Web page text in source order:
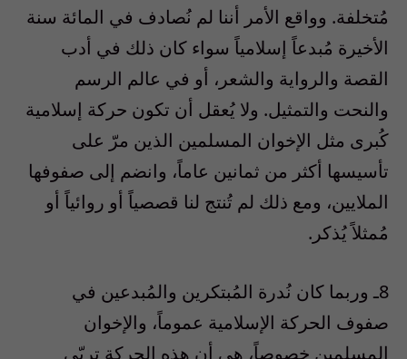
مُتخلفة. وواقع الأمر أننا لم نُصادف في المائة سنة
الأخيرة مُبدعاً إسلامياً سواء كان ذلك في أدب
القصة والرواية والشعر، أو في عالم الرسم
والنحت والتمثيل. ولا يُعقل أن تكون حركة إسلامية
كُبرى مثل الإخوان المسلمين الذين مرّ على
تأسيسها أكثر من ثمانين عاماً، وانضم إلى صفوفها
الملايين، ومع ذلك لم تُنتج لنا قصصياً أو روائياً أو
مُمثلاً يُذكر.
8ـ وربما كان نُدرة المُبتكرين والمُبدعين في
صفوف الحركة الإسلامية عموماً، والإخوان
المسلمين خصوصاً، هي أن هذه الحركة تربّى